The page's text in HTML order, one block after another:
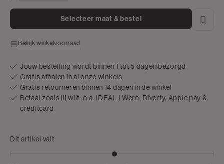
Selecteer maat & bestel
Bekijk winkelvoorraad
Jouw bestelling wordt binnen 1 tot 5 dagen bezorgd
Gratis afhalen in al onze winkels
Gratis retourneren binnen 14 dagen in de winkel
Betaal zoals jij wilt: o.a. iDEAL | Wero, Riverty, Apple pay &
creditcard
Dit artikel valt